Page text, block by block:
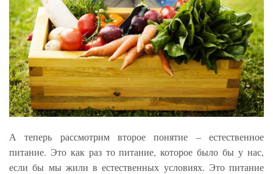
А теперь рассмотрим второе понятие – естественное
питание. Это как раз то питание, которое было бы у нас,
если бы мы жили в естественных условиях. Это питание